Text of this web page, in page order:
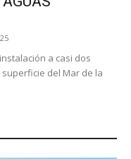
a casi dos
del Mar de la